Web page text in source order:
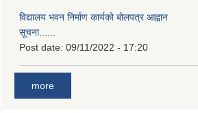
विद्यालय भवन निर्माण कार्यको बोलपत्र आह्वान
सूचना......
Post date: 09/11/2022 - 17:20
more